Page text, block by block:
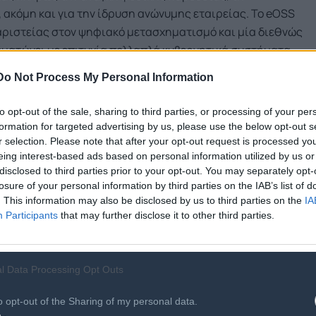
Not Process My Personal Information
opt-out of the sale, sharing to third parties, or processing of your
for targeted advertising by us, please use the below opt-out
selection. Please note that after your opt-out request is processed
interest-based ads based on personal information utilized by us
to third parties prior to your opt-out. You may separately
of your personal information by third parties on the IAB’s list of
This information may also be disclosed by us to third parties on the
Participants that may further disclose it to other third parties.
Data Processing Opt Outs
opt-out of the Sharing of my personal data.
και για την ίδρυση ανώνυμης εταιρείας. Το eOSS
στον ψηφιακό μετασχηματισμό και μία διεθνώς
με επιτυχία πολλαπλά κυβερνητικά συστήματα,
αποδοτικότητα και ευελιξία στους επιχειρηματίες
δυναμική αλλά και την προστιθέμενη αξία της ελληνικής
υψηλών απαιτήσεων. Η διεθνής επιτυχία του έργου
μαςστην 1 θέση παγκοσμίωςστον δείκτη "Business
Ready – B-READY report 2024), καθιστώντας την
KNOWLEDGE Α.Ε., κύριος Βασίλης Χρηστίδης,
αναγνώριση της ελληνικής ψηφιακής καινοτομίας και
διαθέτει το ανθρώπινο δυναμικό, την τεχνολογική
σε παγκόσμιο επίπεδο. Η επιτυχία της eΥΜΣ
την προσήλωση στον στόχο των διοικήσεων και του
Ελλάδος (ΚΕΕΕ) και των Επιμελητηρίων που λειτουργούν
Πολιτείας, μέσω του Υπουργείου Ανάπτυξης – Γενικής